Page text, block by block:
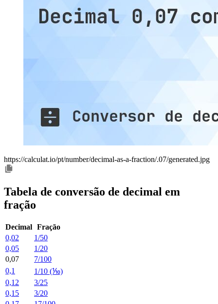
https://calculat.io/pt/number/decimal-as-a-fraction/.07/generated.jpg
Tabela de conversão de decimal em
fração
Decimal Fração
0,02
1/50
0,05
1/20
0,07
7/100
0,1
1/10 (⅒)
0,12
3/25
0,15
3/20